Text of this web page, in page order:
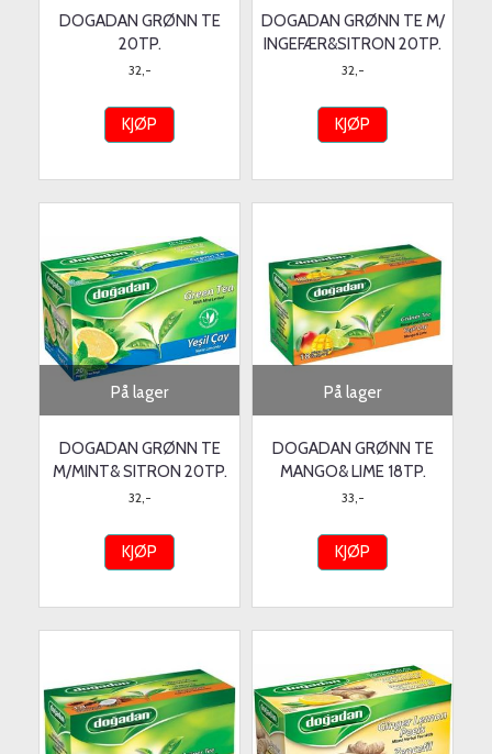
DOGADAN GRØNN TE
20TP.
32,-
KJØP
DOGADAN GRØNN TE M/
INGEFÆR&SITRON 20TP.
32,-
KJØP
På lager
DOGADAN GRØNN TE
M/MINT& SITRON 20TP.
32,-
KJØP
På lager
DOGADAN GRØNN TE
MANGO& LIME 18TP.
33,-
KJØP